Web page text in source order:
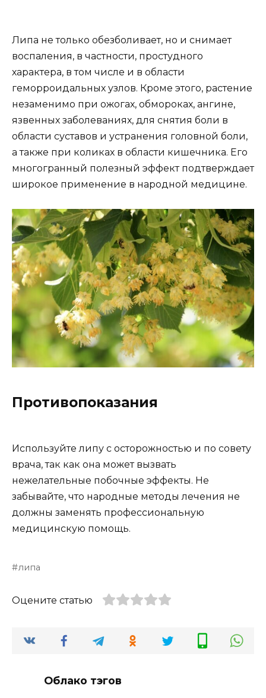
Липа не только обезболивает, но и снимает
воспаления, в частности, простудного
характера, в том числе и в области
геморроидальных узлов. Кроме этого, растение
незаменимо при ожогах, обмороках, ангине,
язвенных заболеваниях, для снятия боли в
области суставов и устранения головной боли,
а также при коликах в области кишечника. Его
многогранный полезный эффект подтверждает
широкое применение в народной медицине.
Противопоказания
Используйте липу с осторожностью и по совету
врача, так как она может вызвать
нежелательные побочные эффекты. Не
забывайте, что народные методы лечения не
должны заменять профессиональную
медицинскую помощь.
липа
Оцените статью
Облако тэгов